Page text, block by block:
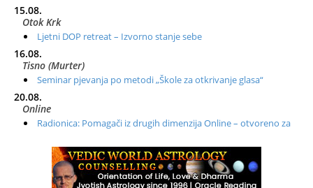
15.08.
Otok Krk
Ljetni DOP retreat – Izvorno stanje sebe
16.08.
Tisno (Murter)
Seminar pjevanja po metodi „Škole za otkrivanje glasa“
20.08.
Online
Radionica: Pomagači iz drugih dimenzija Online – otvoreno za
Zagreb+Online
Osnovni ThetaHealing® tečaj, Zagreb i Online